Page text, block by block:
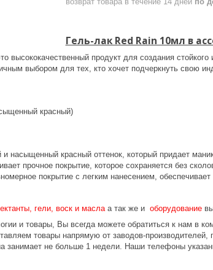
Гель-лак Red Rain 10мл в
высококачественный продукт для создания
выбором для тех, кто хочет подчеркнуть свою
красный)
и насыщенный красный оттенок, который придает
прочное покрытие, которое сохраняется без
покрытие с легким нанесением,
гели, воск и масла а так же и оборудование
и товары, Вы всегда можете обратиться к нам в
товары напрямую от заводов-
занимает не больше 1 недели.
Наши телефоны